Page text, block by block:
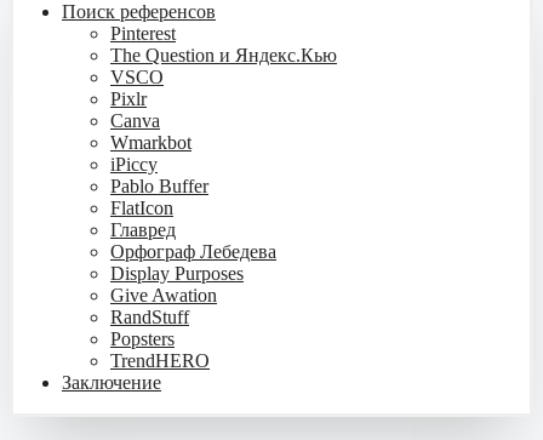
Поиск референсов
Pinterest
The Question и Яндекс.Кью
VSCO
Pixlr
Canva
Wmarkbot
iPiccy
Pablo Buffer
FlatIcon
Главред
Орфограф Лебедева
Display Purposes
Give Awation
RandStuff
Popsters
TrendHERO
Заключение